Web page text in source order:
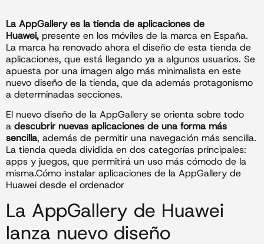
La AppGallery es la tienda de aplicaciones de
Huawei, presente en los móviles de la marca en España.
La marca ha renovado ahora el diseño de esta tienda de
aplicaciones, que está llegando ya a algunos usuarios. Se
apuesta por una imagen algo más minimalista en este
nuevo diseño de la tienda, que da además protagonismo
a determinadas secciones.
El nuevo diseño de la AppGallery se orienta sobre todo
a descubrir nuevas aplicaciones de una forma más
sencilla, además de permitir una navegación más sencilla.
La tienda queda dividida en dos categorías principales:
apps y juegos, que permitirá un uso más cómodo de la
misma.Cómo instalar aplicaciones de la AppGallery de
Huawei desde el ordenador
La AppGallery de Huawei
lanza nuevo diseño